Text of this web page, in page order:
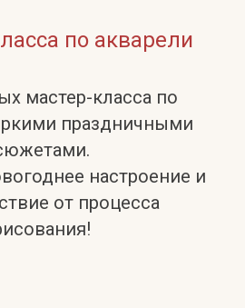
по акварели
мастер-класса по
праздничными
настроение и
от процесса